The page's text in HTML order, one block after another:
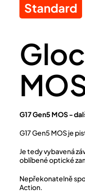
Standard
G17 Gen5 MOS -
G17 Gen5 MOS je
Je tedy vybavená
oblíbené optické
Nepřekonatelně
Action.